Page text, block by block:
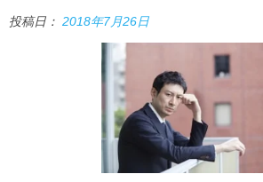
投稿日： 2018年7月26日